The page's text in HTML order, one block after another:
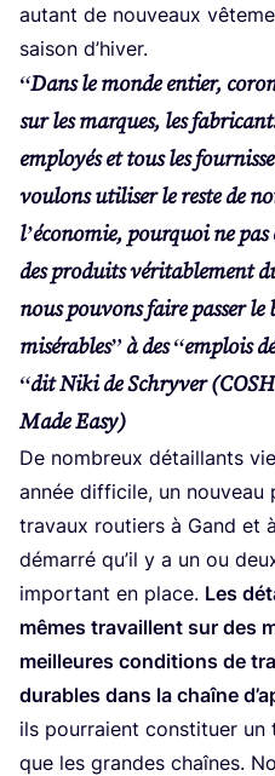
autant de nou­veaux
sai­son d’hiver.
“Dans le monde entier,
sur les marques, les
employés et tous les
vou­lons uti­li­ser le reste de
l’é­co­no­mie, pour­quoi ne
des pro­duits véri­ta­ble­ment
nous pou­vons faire pas­ser le
misé­rables” à des“emplois
“dit Niki de Schry­ver (COSH
Made Easy)
De nom­breux détaillants
année dif­fi­cile, un
tra­vaux rou­tiers à Gand et à
démar­ré qu’il y a un ou
impor­tant en place. Les
mêmes tra­vaillent sur des
meilleures condi­tions de
durables dans la chaîne
ils pour­raient consti­tuer
que les grandes chaînes.